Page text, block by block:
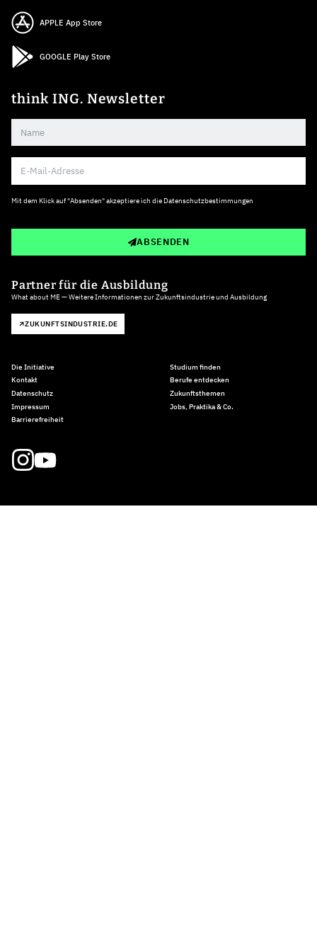
APPLE App Store
GOOGLE Play Store
think ING. Newsletter
Mit dem Klick auf "Absenden" akzeptiere ich die Datenschutzbestimmungen
ABSENDEN
Partner für die Ausbildung
What about ME — Weitere Informationen zur Zukunftsindustrie und Ausbildung
ZUKUNFTSINDUSTRIE.DE
Die Initiative
Kontakt
Datenschutz
Impressum
Barrierefreiheit
Studium finden
Berufe entdecken
Zukunftsthemen
Jobs, Praktika & Co.